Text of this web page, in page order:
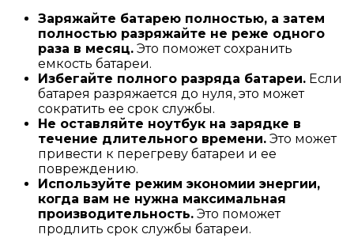
Заряжайте батарею полностью, а затем
полностью разряжайте не реже одного
раза в месяц. Это поможет сохранить
емкость батареи.
Избегайте полного разряда батареи. Если
батарея разряжается до нуля, это может
сократить ее срок службы.
Не оставляйте ноутбук на зарядке в
течение длительного времени. Это может
привести к перегреву батареи и ее
повреждению.
Используйте режим экономии энергии,
когда вам не нужна максимальная
производительность. Это поможет
продлить срок службы батареи.